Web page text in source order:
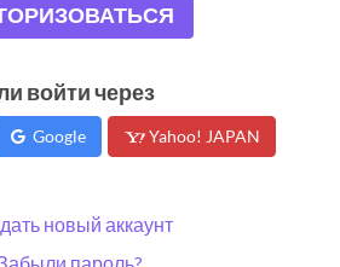
войти через
Google Yahoo! JAPAN
новый аккаунт